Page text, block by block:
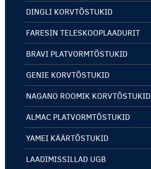
DINGLI KORVTÕSTUKID
FARESIN TELESKOOPLAADURIT
BRAVI PLATVORMTÕSTUKID
GENIE KORVTÕSTUKID
NAGANO ROOMIK KORVTÕSTUKID
ALMAC PLATVORMTÕSTUKID
YAMEI KÄÄRTÕSTUKID
LAADIMISSILLAD UGB